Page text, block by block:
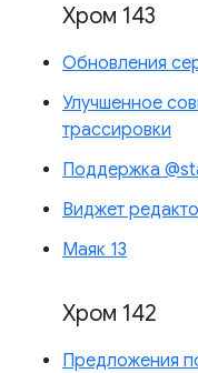
Хром 143
Обновления
Улучшенное
трассировки
Поддержка
Виджет
Маяк 13
Хром 142
Предложения